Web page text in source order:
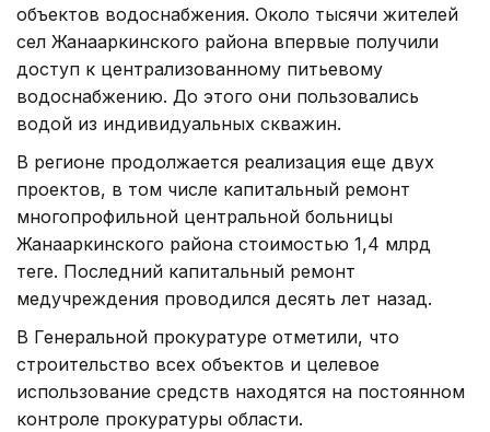
объектов водоснабжения. Около тысячи жителей
сел Жанааркинского района впервые получили
доступ к централизованному питьевому
водоснабжению. До этого они пользовались
водой из индивидуальных скважин.
В регионе продолжается реализация еще двух
проектов, в том числе капитальный ремонт
многопрофильной центральной больницы
Жанааркинского района стоимостью 1,4 млрд
теңге. Последний капитальный ремонт
медучреждения проводился десять лет назад.
В Генеральной прокуратуре отметили, что
строительство всех объектов и целевое
использование средств находятся на постоянном
контроле прокуратуры области.